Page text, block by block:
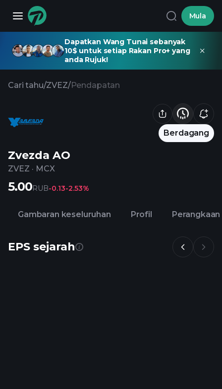
Mula
Dapatkan Wang Tunai sebanyak
10$ untuk setiap Rakan Pro+ yang
anda Rujuk!
Cari tahu/ZVEZ/Pendapatan
Berdagang
Zvezda AO
ZVEZ · MCX
5.00RUB-0.13-2.53%
Gambaran keseluruhan Profil Perangkaan
EPS sejarah